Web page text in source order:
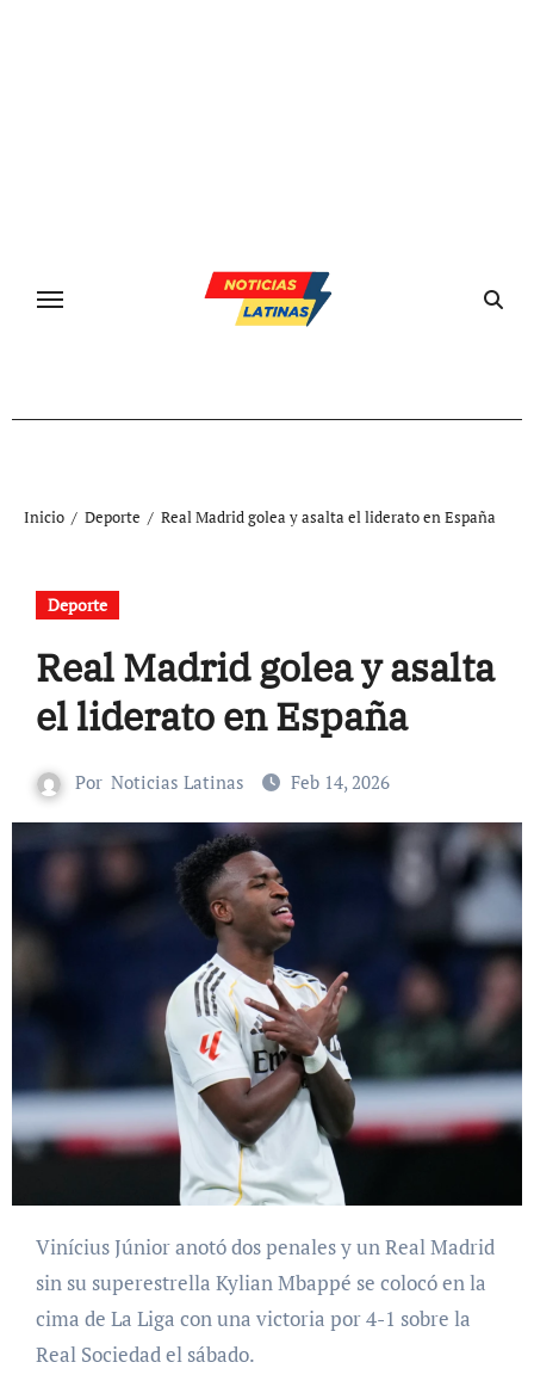
Inicio Deporte Real Madrid golea y asalta el liderato en España
Deporte
Real Madrid golea y asalta
el liderato en España
Por Noticias Latinas Feb 14, 2026
Vinícius Júnior anotó dos penales y un Real Madrid
sin su superestrella Kylian Mbappé se colocó en la
cima de La Liga con una victoria por 4-1 sobre la
Real Sociedad el sábado.